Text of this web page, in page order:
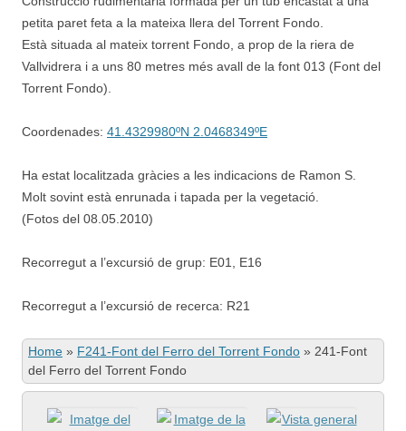
petita paret feta a la mateixa llera del Torrent Fondo.
Està situada al mateix torrent Fondo, a prop de la riera de
Vallvidrera i a uns 80 metres més avall de la font 013 (Font del
Torrent Fondo).
Coordenades: 41.4329980ºN 2.0468349ºE
Ha estat localitzada gràcies a les indicacions de Ramon S.
Molt sovint està enrunada i tapada per la vegetació.
(Fotos del 08.05.2010)
Recorregut a l’excursió de grup: E01, E16
Recorregut a l’excursió de recerca: R21
Home » F241-Font del Ferro del Torrent Fondo » 241-Font
del Ferro del Torrent Fondo